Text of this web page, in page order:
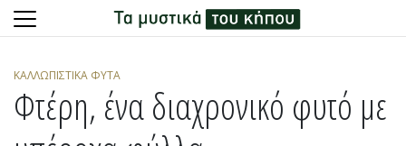
content
ΚΑΛΛΩΠΙΣΤΙΚΆ ΦΥΤΆ
Φτέρη, ένα διαχρονικό φυτό με